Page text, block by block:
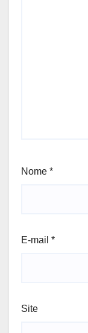
Nome *
E-mail *
Site